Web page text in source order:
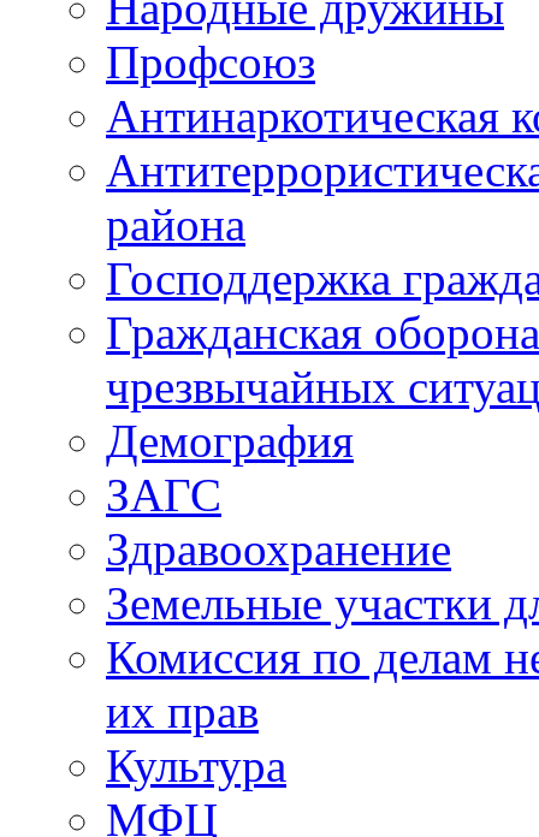
Профсоюз
Антинаркотическая
района
Господдержка
Гражданская
чрезвычайных
Демография
ЗАГС
Здравоохранение
Земельные участки
Комиссия по делам
их прав
Культура
МФЦ